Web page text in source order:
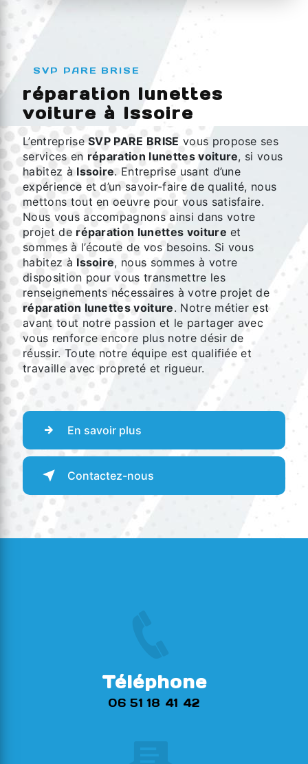
SVP PARE BRISE
réparation lunettes
voiture à Issoire
L’entrepriseSVP PARE BRISE vous propose ses
services en réparation lunettes voiture, si vous
habitez à Issoire. Entreprise usant d’une
expérience et d’un savoir-faire de qualité, nous
mettons tout en oeuvre pour vous satisfaire.
Nous vous accompagnons ainsi dans votre
projet de réparation lunettes voiture et
sommes à l’écoute de vos besoins. Si vous
habitez àIssoire, nous sommes à votre
disposition pour vous transmettre les
renseignements nécessaires à votre projet de
réparation lunettes voiture. Notre métier est
avant tout notre passion et le partager avec
vous renforce encore plus notre désir de
réussir. Toute notre équipe est qualifiée et
travaille avec propreté et rigueur.
En savoir plus
Contactez-nous
Téléphone
06 51 18 41 42